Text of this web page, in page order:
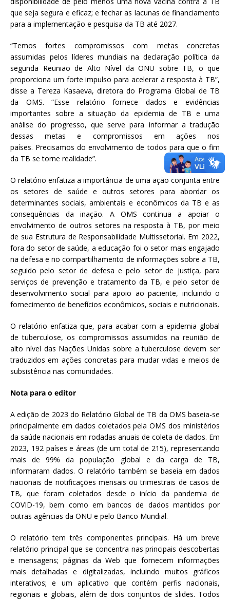
que seja segura e eficaz; e fechar as lacunas de financiamento
para a implementação e pesquisa da TB até 2027.
“Temos fortes compromissos com metas concretas
assumidas pelos líderes mundiais na declaração política da
segunda Reunião de Alto Nível da ONU sobre TB, o que
proporciona um forte impulso para acelerar a resposta à TB”,
disse a Tereza Kasaeva, diretora do Programa Global de TB
da OMS. “Esse relatório fornece dados e evidências
importantes sobre a situação da epidemia de TB e uma
análise do progresso, que serve para informar a tradução
dessas metas e compromissos em ações nos
países. Precisamos do envolvimento de todos para que o fim
da TB se torne realidade”.
O relatório enfatiza a importância de uma ação conjunta entre
os setores de saúde e outros setores para abordar os
determinantes sociais, ambientais e econômicos da TB e as
consequências da inação. A OMS continua a apoiar o
envolvimento de outros setores na resposta à TB, por meio
de sua Estrutura de Responsabilidade Multissetorial. Em 2022,
fora do setor de saúde, a educação foi o setor mais engajado
na defesa e no compartilhamento de informações sobre a TB,
seguido pelo setor de defesa e pelo setor de justiça, para
serviços de prevenção e tratamento da TB, e pelo setor de
desenvolvimento social para apoio ao paciente, incluindo o
fornecimento de benefícios econômicos, sociais e nutricionais.
O relatório enfatiza que, para acabar com a epidemia global
de tuberculose, os compromissos assumidos na reunião de
alto nível das Nações Unidas sobre a tuberculose devem ser
traduzidos em ações concretas para mudar vidas e meios de
subsistência nas comunidades.
Nota para o editor
A edição de 2023 do Relatório Global de TB da OMS baseia-se
principalmente em dados coletados pela OMS dos ministérios
da saúde nacionais em rodadas anuais de coleta de dados. Em
2023, 192 países e áreas (de um total de 215), representando
mais de 99% da população global e da carga de TB,
informaram dados. O relatório também se baseia em dados
nacionais de notificações mensais ou trimestrais de casos de
TB, que foram coletados desde o início da pandemia de
COVID-19, bem como em bancos de dados mantidos por
outras agências da ONU e pelo Banco Mundial.
O relatório tem três componentes principais. Há um breve
relatório principal que se concentra nas principais descobertas
e mensagens; páginas da Web que fornecem informações
mais detalhadas e digitalizadas, incluindo muitos gráficos
interativos; e um aplicativo que contém perfis nacionais,
regionais e globais, além de dois conjuntos de slides. Todos